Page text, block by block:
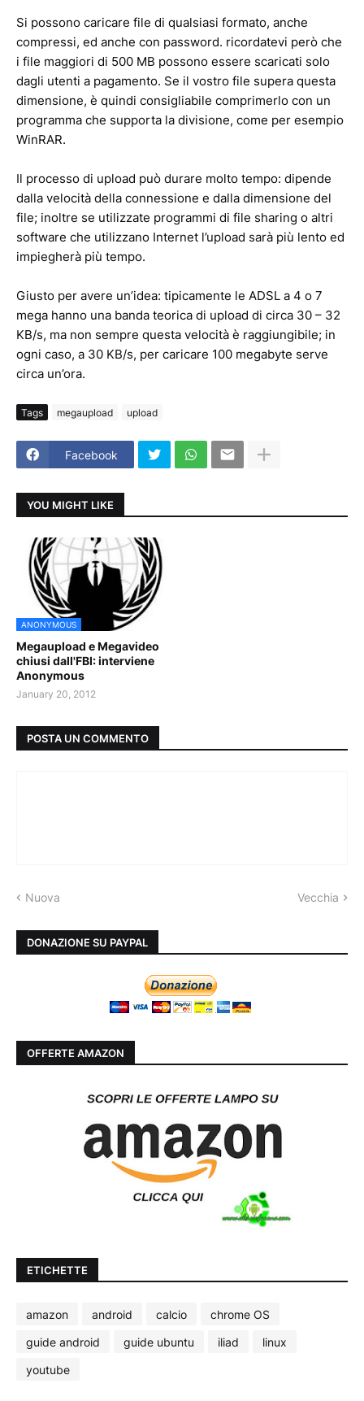
Si possono caricare file di qualsiasi formato, anche
compressi, ed anche con password. ricordatevi però che
i file maggiori di 500 MB possono essere scaricati solo
dagli utenti a pagamento. Se il vostro file supera questa
dimensione, è quindi consigliabile comprimerlo con un
programma che supporta la divisione, come per esempio
WinRAR.
Il processo di upload può durare molto tempo: dipende
dalla velocità della connessione e dalla dimensione del
file; inoltre se utilizzate programmi di file sharing o altri
software che utilizzano Internet l’upload sarà più lento ed
impiegherà più tempo.
Giusto per avere un’idea: tipicamente le ADSL a 4 o 7
mega hanno una banda teorica di upload di circa 30 – 32
KB/s, ma non sempre questa velocità è raggiungibile; in
ogni caso, a 30 KB/s, per caricare 100 megabyte serve
circa un’ora.
Tags megaupload upload
Facebook
YOU MIGHT LIKE
ANONYMOUS
Megaupload e Megavideo
chiusi dall'FBI: interviene
Anonymous
January 20, 2012
POSTA UN COMMENTO
Nuova Vecchia
DONAZIONE SU PAYPAL
OFFERTE AMAZON
ETICHETTE
amazon android calcio
chrome OS
guide android
guide ubuntu iliad
linux
youtube